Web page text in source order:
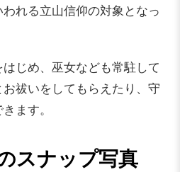
れる立山信仰の対象となっ
じめ、巫女なども常駐して
祓いをしてもらえたり、守
ます。
スナップ写真